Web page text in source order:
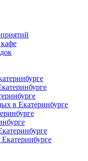
в Екатеринбурге